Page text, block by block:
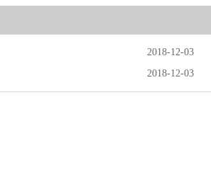
2018-12-03
2018-12-03